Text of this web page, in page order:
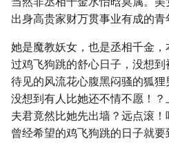
出身高贵家财万贯事业有成的青
她是魔教妖女，也是丞相千金
过鸡飞狗跳的舒心日子，没想
待见的风流花心腹黑闷骚的狐
没想到有人比她还不情不愿！
夫君竟然比她先出墙？远点滚！
曾经希望的鸡飞狗跳的日子就要